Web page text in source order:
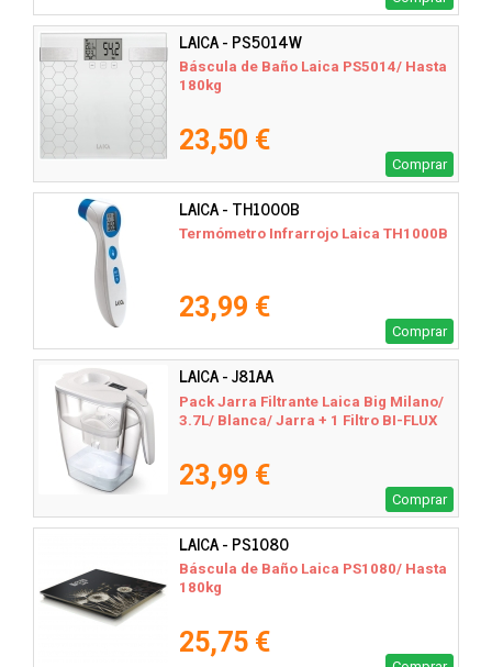
LAICA - PS5014W
Báscula de Baño Laica PS5014/ Hasta
180kg
23,50 €
Comprar
LAICA - TH1000B
Termómetro Infrarrojo Laica TH1000B
23,99 €
Comprar
LAICA - J81AA
Pack Jarra Filtrante Laica Big Milano/
3.7L/ Blanca/ Jarra + 1 Filtro BI-FLUX
23,99 €
Comprar
LAICA - PS1080
Báscula de Baño Laica PS1080/ Hasta
180kg
25,75 €